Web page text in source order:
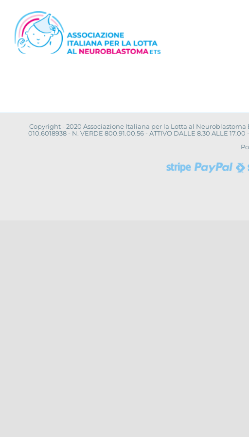
contenuto
Copyright - 2020 Associazione Italiana per la Lotta al Neuroblastoma
010.6018938 - N. VERDE 800.91.00.56 - ATTIVO DALLE 8.30 ALLE